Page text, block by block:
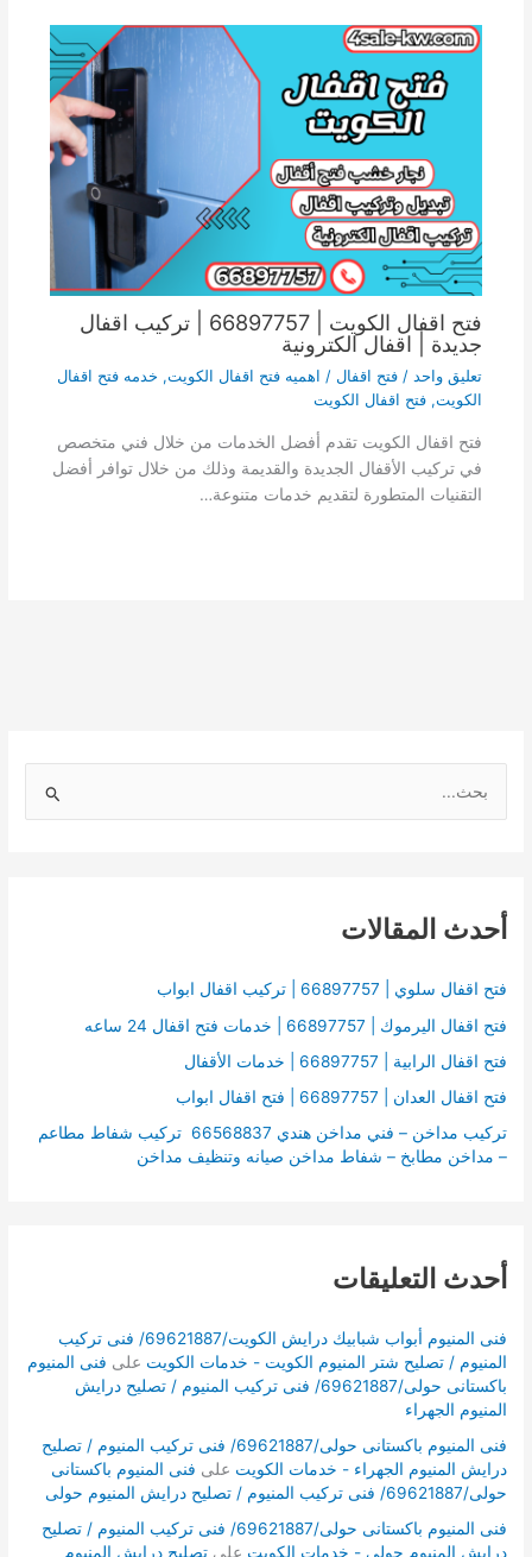
فتح اقفال الكويت | 66897757 | تركيب اقفال
جديدة | اقفال الكترونية
تعليق واحد / فتح اقفال / اهميه فتح اقفال الكويت, خدمه فتح اقفال
الكويت, فتح اقفال الكويت
فتح اقفال الكويت تقدم أفضل الخدمات من خلال فني متخصص
في تركيب الأقفال الجديدة والقديمة وذلك من خلال توافر أفضل
التقنيات المتطورة لتقديم خدمات متنوعة…
ث
ن
:
أحدث المقالات
فتح اقفال سلوي | 66897757 | تركيب اقفال ابواب
فتح اقفال اليرموك | 66897757 | خدمات فتح اقفال 24 ساعه
فتح اقفال الرابية | 66897757 | خدمات الأقفال
فتح اقفال العدان | 66897757 | فتح اقفال ابواب
تركيب مداخن – فني مداخن هندي 66568837 تركيب شفاط مطاعم
– مداخن مطابخ – شفاط مداخن صيانه وتنظيف مداخن
أحدث التعليقات
فنى المنيوم أبواب شبابيك درايش الكويت/69621887/ فنى تركيب
المنيوم / تصليح شتر المنيوم الكويت - خدمات الكويت على فنى المنيوم
باكستانى حولى/69621887/ فنى تركيب المنيوم / تصليح درايش
المنيوم الجهراء
فنى المنيوم باكستانى حولى/69621887/ فنى تركيب المنيوم / تصليح
درايش المنيوم الجهراء - خدمات الكويت على فنى المنيوم باكستانى
حولى/69621887/ فنى تركيب المنيوم / تصليح درايش المنيوم حولى
فنى المنيوم باكستانى حولى/69621887/ فنى تركيب المنيوم / تصليح
درايش المنيوم حولى - خدمات الكويت علىتصليح درايش المنيوم